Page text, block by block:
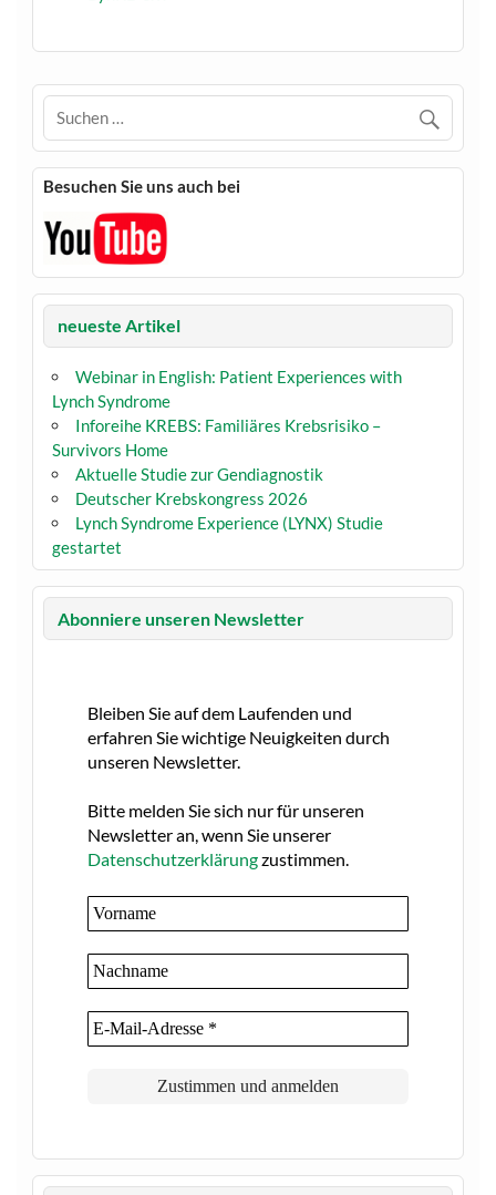
Besuchen Sie uns auch bei
neueste Artikel
Webinar in English: Patient Experiences with
Lynch Syndrome
Inforeihe KREBS: Familiäres Krebsrisiko –
Survivors Home
Aktuelle Studie zur Gendiagnostik
Deutscher Krebskongress 2026
Lynch Syndrome Experience (LYNX) Studie
gestartet
Abonniere unseren Newsletter
Bleiben Sie auf dem Laufenden und
erfahren Sie wichtige Neuigkeiten durch
unseren Newsletter.
Bitte melden Sie sich nur für unseren
Newsletter an, wenn Sie unserer
Datenschutzerklärungzustimmen.